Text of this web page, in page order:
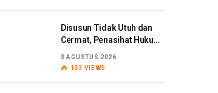
Disusun Tidak Utuh dan
Cermat, Penasihat Hukum
Tanggapan Jaksa
3 AGUSTUS 2026
103 VIEWS